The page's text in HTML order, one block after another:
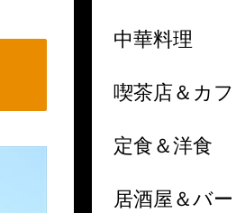
中華料理
喫茶店＆カフ
定食＆洋食
居酒屋＆バ